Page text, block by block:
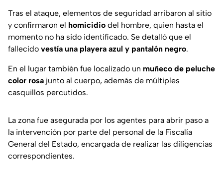
Tras el ataque, elementos de seguridad arribaron al sitio
y confirmaron el homicidio del hombre, quien hasta el
momento no ha sido identificado. Se detalló que el
fallecido vestía una playera azul y pantalón negro.
En el lugar también fue localizado un muñeco de peluche
color rosa junto al cuerpo, además de múltiples
casquillos percutidos.
La zona fue asegurada por los agentes para abrir paso a
la intervención por parte del personal de la Fiscalía
General del Estado, encargada de realizar las diligencias
correspondientes.